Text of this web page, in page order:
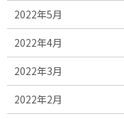
2022年5月
2022年4月
2022年3月
2022年2月